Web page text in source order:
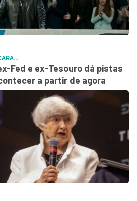
Fed e ex-Tesouro dá pistas
a partir de agora